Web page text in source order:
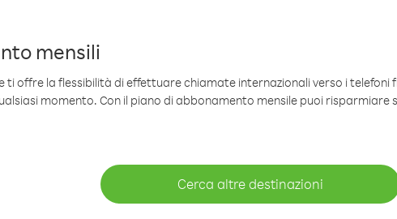
mensili
ti offre la flessibilità di effettuare chiamate internazionali verso i telefoni
momento. Con il piano di abbonamento mensile puoi risparmiare
Cerca altre destinazioni